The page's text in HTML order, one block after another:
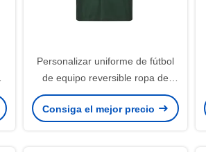
Personalizar uniforme de fútbol
de equipo reversible ropa de
fútbol de juventud ropa de
uniforme de camiseta
Consiga el mejor precio